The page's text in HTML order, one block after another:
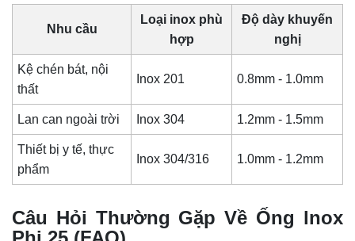
Nhu cầu
Loại inox phù
hợp
Độ dày khuyến
nghị
Kệ chén bát, nội
thất
Inox 201 0.8mm - 1.0mm
Lan can ngoài trời Inox 304 1.2mm - 1.5mm
Thiết bị y tế, thực
phẩm
Inox 304/316 1.0mm - 1.2mm
Câu Hỏi Thường Gặp Về Ống lnox